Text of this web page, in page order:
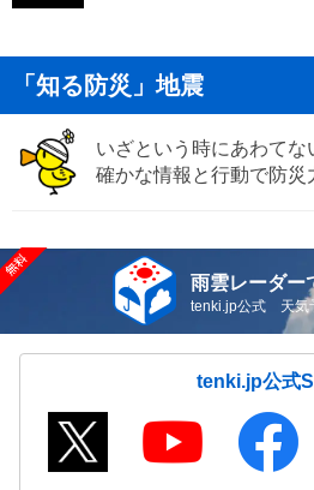
「知る防災」地震
いざという時にあわてな
確かな情報と行動で防災
雨雲レーダー
tenki.jp公式 天気
tenki.jp公式